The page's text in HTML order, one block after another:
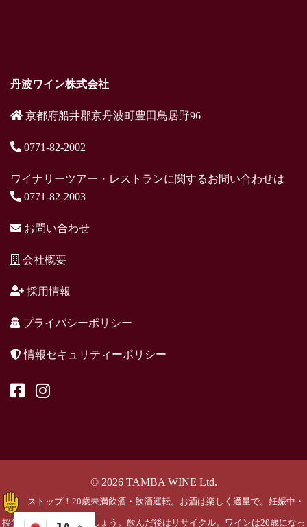
丹波ワイン株式会社
京都府船井郡京丹波町豊田鳥居野96
0771-82-2002
ワイナリーツアー・レストランに関するお問い合わせは
0771-82-2003
お問い合わせ
会社概要
採用情報
プライバシーポリシー
情報セキュリティーポリシー
© 2026 TAMBA WINE Ltd.
ストップ！20歳未満飲酒・飲酒運転。お酒は楽しく適量で。妊娠中・
授乳期の飲酒はやめましょう。飲んだ後はリサイクル。ワインは20歳になっ